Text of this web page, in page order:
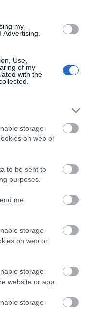
my
Advertising.
Use,
of my
with the
storage
on web or
to be sent to
purposes.
me
storage
on web or
storage
website or app.
storage
kupunguza
ngozi, na hivyo
zaidi. Kwa wale
ya ngozi ya uchochezi
kusaidia kupunguza
safi zaidi.
umbile na mwonekano
huripoti
mabadiliko za MSM.
MSM katika bidhaa za
ufanisi wake na
ya urembo.
Urejeshaji wa
Methane katika
kuboresha
mazoezi ya MSM.
kiwanja
uchungu wa
wa kioksidishaji